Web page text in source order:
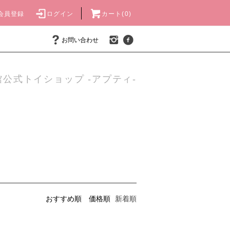
員登録 ログイン カート(0)
お問い合わせ
式トイショップ -アプティ-
おすすめ順 価格順 新着順